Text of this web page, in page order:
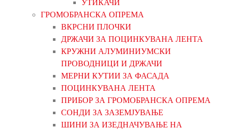
УТИКАЧИ
ГРОМОБРАНСКА ОПРЕМА
ВКРСНИ ПЛОЧКИ
ДРЖАЧИ ЗА ПОЦИНКУВАНА ЛЕНТА
КРУЖНИ АЛУМИНИУМСКИ
ПРОВОДНИЦИ И ДРЖАЧИ
МЕРНИ КУТИИ ЗА ФАСАДА
ПОЦИНКУВАНА ЛЕНТА
ПРИБОР ЗА ГРОМОБРАНСКА ОПРЕМА
СОНДИ ЗА ЗАЗЕМЈУВАЊЕ
ШИНИ ЗА ИЗЕДНАЧУВАЊЕ НА